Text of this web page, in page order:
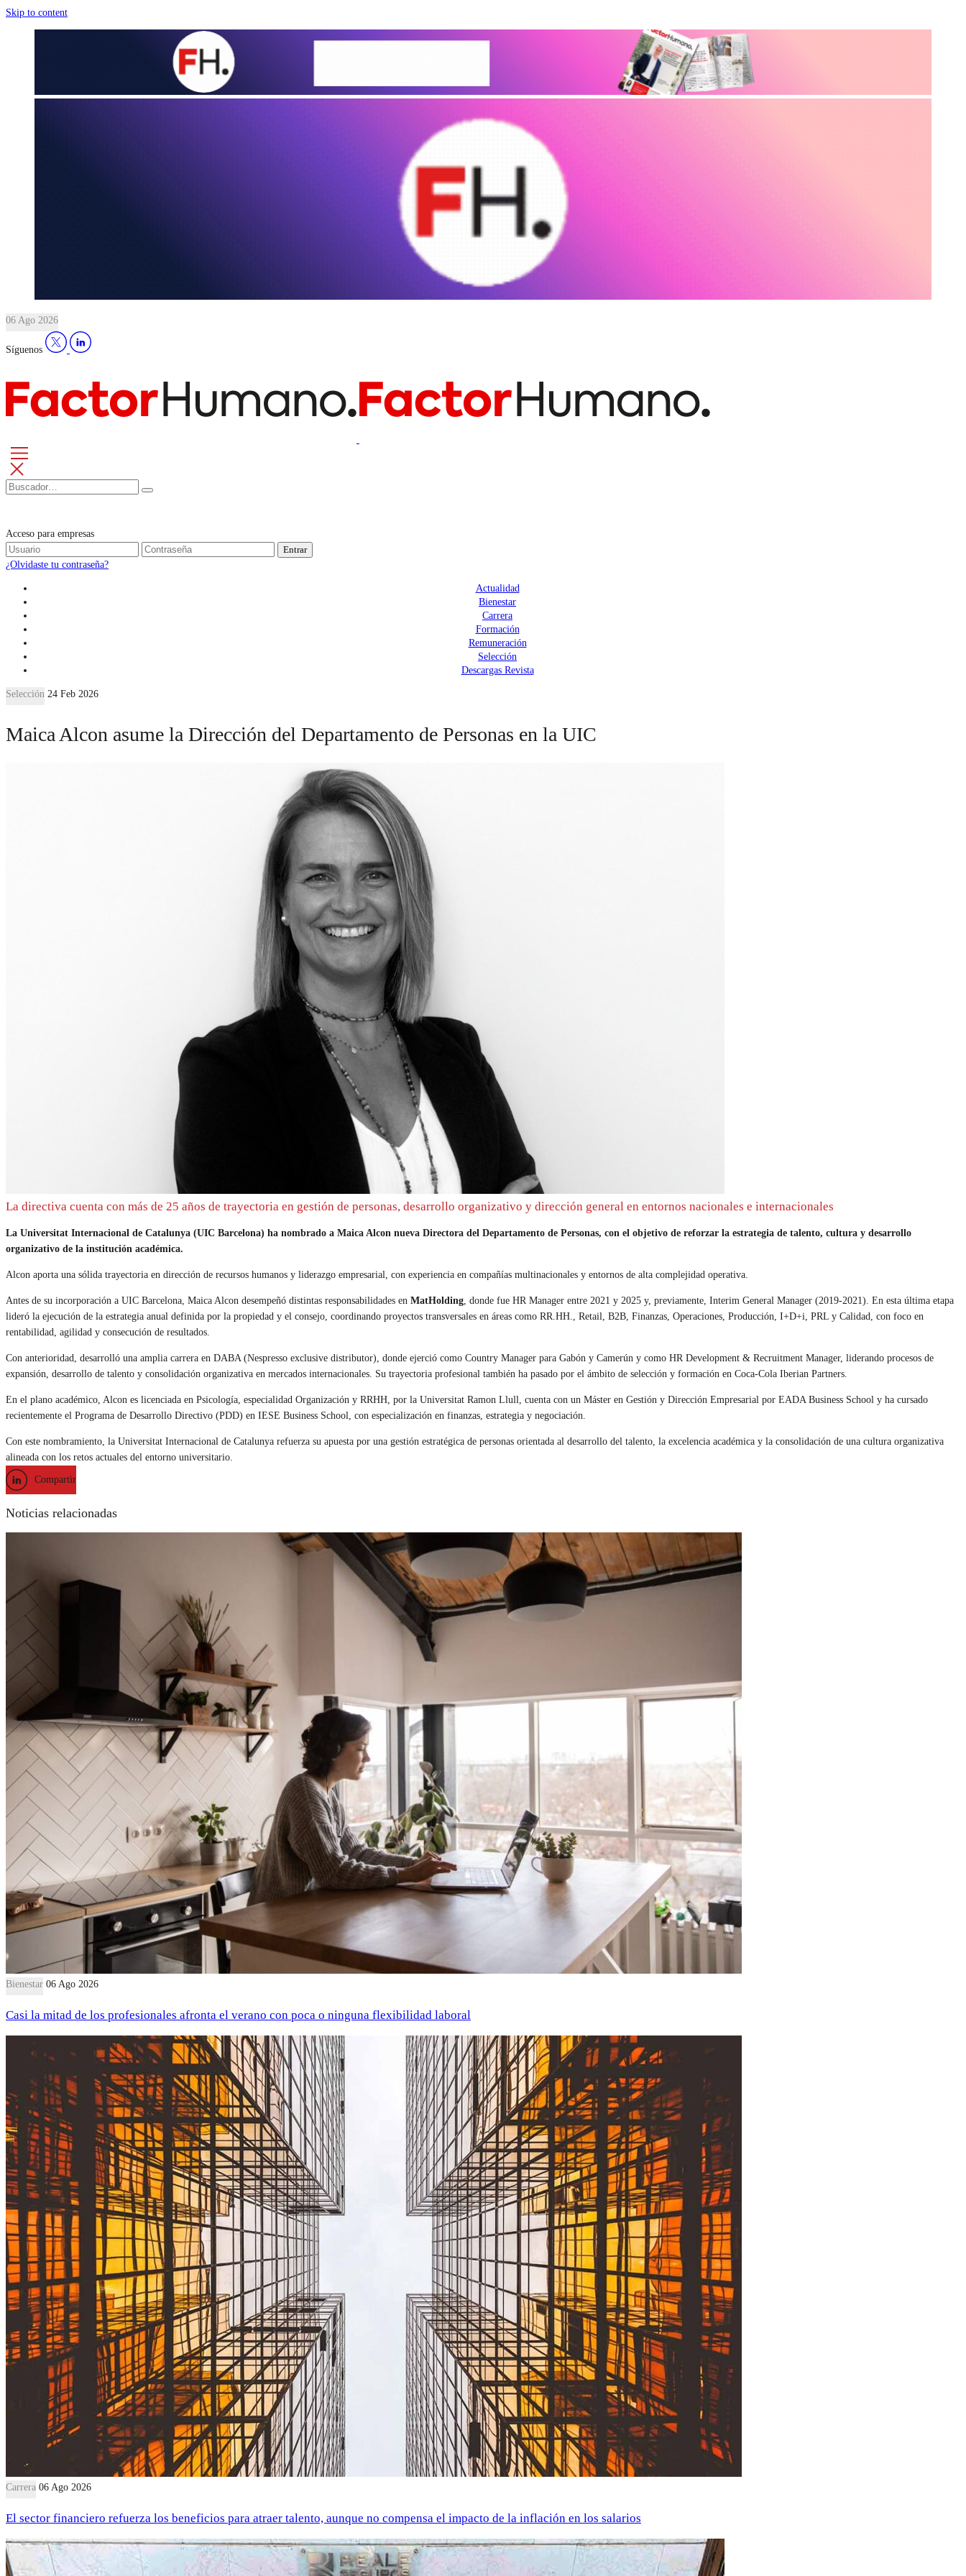
Skip to content
06 Ago 2026
Síguenos
Acceso para empresas
Entrar
¿Olvidaste tu contraseña?
Actualidad
Bienestar
Carrera
Formación
Remuneración
Selección
Descargas Revista
Selección 24 Feb 2026
Maica Alcon asume la Dirección del Departamento de Personas en la UIC
La directiva cuenta con más de 25 años de trayectoria en gestión de personas, desarrollo organizativo y dirección general en entornos nacionales e internacionales
La Universitat Internacional de Catalunya (UIC Barcelona) ha nombrado a Maica Alcon nueva Directora del Departamento de Personas, con el objetivo de reforzar la estrategia de talento, cultura y desarrollo
organizativo de la institución académica.
Alcon aporta una sólida trayectoria en dirección de recursos humanos y liderazgo empresarial, con experiencia en compañías multinacionales y entornos de alta complejidad operativa.
Antes de su incorporación a UIC Barcelona, Maica Alcon desempeñó distintas responsabilidades en MatHolding , donde fue HR Manager entre 2021 y 2025 y, previamente, Interim General Manager (2019-2021). En esta última etapa
lideró la ejecución de la estrategia anual definida por la propiedad y el consejo, coordinando proyectos transversales en áreas como RR.HH., Retail, B2B, Finanzas, Operaciones, Producción, I+D+i, PRL y Calidad, con foco en
rentabilidad, agilidad y consecución de resultados.
Con anterioridad, desarrolló una amplia carrera en DABA (Nespresso exclusive distributor), donde ejerció como Country Manager para Gabón y Camerún y como HR Development & Recruitment Manager, liderando procesos de
expansión, desarrollo de talento y consolidación organizativa en mercados internacionales. Su trayectoria profesional también ha pasado por el ámbito de selección y formación en Coca-Cola Iberian Partners.
En el plano académico, Alcon es licenciada en Psicología, especialidad Organización y RRHH, por la Universitat Ramon Llull, cuenta con un Máster en Gestión y Dirección Empresarial por EADA Business School y ha cursado
recientemente el Programa de Desarrollo Directivo (PDD) en IESE Business School, con especialización en finanzas, estrategia y negociación.
Con este nombramiento, la Universitat Internacional de Catalunya refuerza su apuesta por una gestión estratégica de personas orientada al desarrollo del talento, la excelencia académica y la consolidación de una cultura organizativa
alineada con los retos actuales del entorno universitario.
Compartir
Noticias relacionadas
Bienestar 06 Ago 2026
Casi la mitad de los profesionales afronta el verano con poca o ninguna flexibilidad laboral
Carrera 06 Ago 2026
El sector financiero refuerza los beneficios para atraer talento, aunque no compensa el impacto de la inflación en los salarios